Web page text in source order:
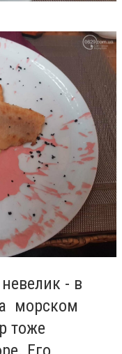
- в
морском
тоже